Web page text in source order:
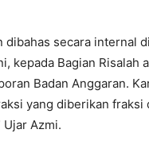
dibahas secara internal
kepada Bagian Risalah
Badan Anggaran.
yang diberikan fraksi
Azmi.